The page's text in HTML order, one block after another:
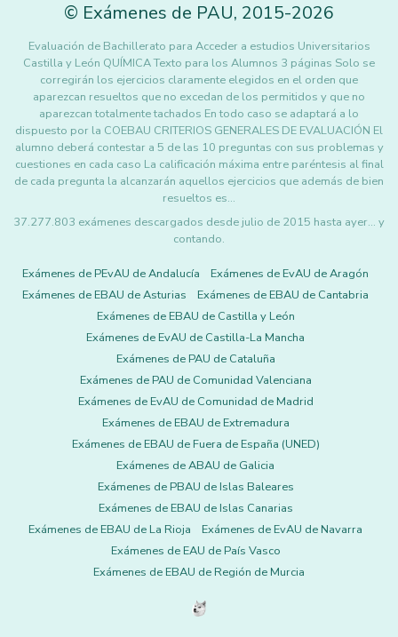
© Exámenes de PAU, 2015-2026
Evaluación de Bachillerato para Acceder a estudios Universitarios
Castilla y León QUÍMICA Texto para los Alumnos 3 páginas Solo se
corregirán los ejercicios claramente elegidos en el orden que
aparezcan resueltos que no excedan de los permitidos y que no
aparezcan totalmente tachados En todo caso se adaptará a lo
dispuesto por la COEBAU CRITERIOS GENERALES DE EVALUACIÓN El
alumno deberá contestar a 5 de las 10 preguntas con sus problemas y
cuestiones en cada caso La calificación máxima entre paréntesis al final
de cada pregunta la alcanzarán aquellos ejercicios que además de bien
resueltos es…
37.277.803 exámenes descargados desde julio de 2015 hasta ayer... y
contando.
Exámenes de PEvAU de Andalucía
Exámenes de EvAU de Aragón
Exámenes de EBAU de Asturias
Exámenes de EBAU de Cantabria
Exámenes de EBAU de Castilla y León
Exámenes de EvAU de Castilla-La Mancha
Exámenes de PAU de Cataluña
Exámenes de PAU de Comunidad Valenciana
Exámenes de EvAU de Comunidad de Madrid
Exámenes de EBAU de Extremadura
Exámenes de EBAU de Fuera de España (UNED)
Exámenes de ABAU de Galicia
Exámenes de PBAU de Islas Baleares
Exámenes de EBAU de Islas Canarias
Exámenes de EBAU de La Rioja
Exámenes de EvAU de Navarra
Exámenes de EAU de País Vasco
Exámenes de EBAU de Región de Murcia